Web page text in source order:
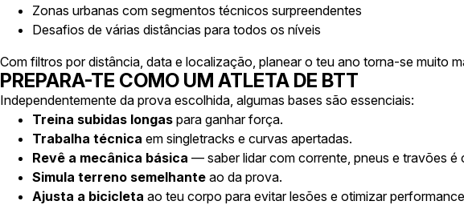
Zonas urbanas com segmentos técnicos surpreendentes
Desafios de várias distâncias para todos os níveis
Com filtros por distância, data e localização, planear o teu ano torna-se muito
PREPARA-TE COMO UM ATLETA DE BTT
Independentemente da prova escolhida, algumas bases são essenciais:
Treina subidas longas para ganhar força.
Trabalha técnica em singletracks e curvas apertadas.
Revê a mecânica básica — saber lidar com corrente, pneus e travões é
Simula terreno semelhante ao da prova.
Ajusta a bicicleta ao teu corpo para evitar lesões e otimizar